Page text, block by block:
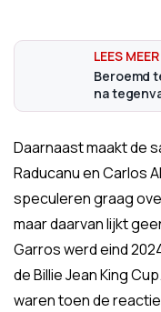
Beroemd
na
Daarnaast maakt de
Raducanu en Carlos
speculeren graag
maar daarvan lijkt
Garros werd eind
de Billie Jean King
waren toen de